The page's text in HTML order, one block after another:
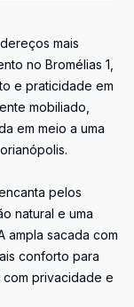
mais
no Bromélias 1,
e praticidade em
mobiliado,
em meio a uma
pelos
natural e uma
ampla sacada com
conforto para
privacidade e